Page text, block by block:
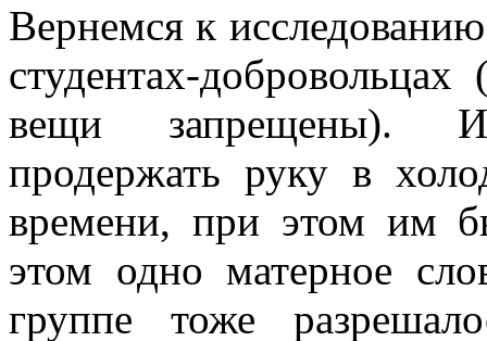
Вернемся к
студентах-
вещи запрещены).
продержать руку в
времени, при этом им
этом одно матерное
группе тоже